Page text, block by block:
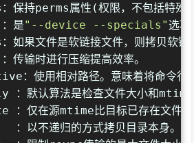
持perms属性(权限，不包括特殊
是"--device --specials" 选项
文件是软链接文件，则拷贝软链
时进行压缩提高效率。
使用相对路径。意味着将命令行中
默认算法是检查文件大小和mtime
仅在源mtime比目标已存在文件的
：以不递归的方式拷贝目录本身。